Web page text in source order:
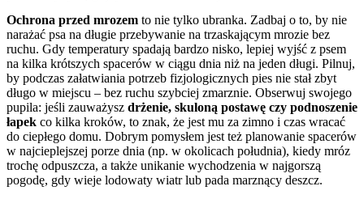
Ochrona przed mrozem to nie tylko ubranka. Zadbaj o to, by nie
narażać psa na długie przebywanie na trzaskającym mrozie bez
ruchu. Gdy temperatury spadają bardzo nisko, lepiej wyjść z psem
na kilka krótszych spacerów w ciągu dnia niż na jeden długi. Pilnuj,
by podczas załatwiania potrzeb fizjologicznych pies nie stał zbyt
długo w miejscu – bez ruchu szybciej zmarznie. Obserwuj swojego
pupila: jeśli zauważysz drżenie, skuloną postawę czy podnoszenie
łapek co kilka kroków, to znak, że jest mu za zimno i czas wracać
do ciepłego domu. Dobrym pomysłem jest też planowanie spacerów
w najcieplejszej porze dnia (np. w okolicach południa), kiedy mróz
trochę odpuszcza, a także unikanie wychodzenia w najgorszą
pogodę, gdy wieje lodowaty wiatr lub pada marznący deszcz.